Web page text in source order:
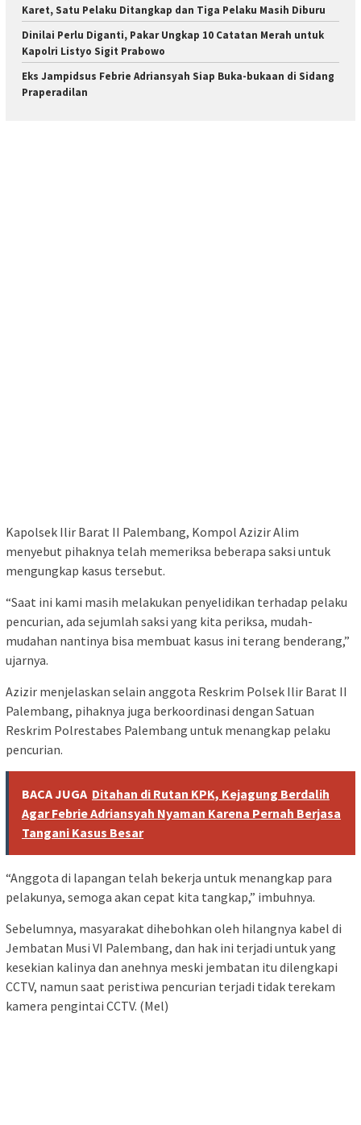
Karet, Satu Pelaku Ditangkap dan Tiga Pelaku Masih Diburu
Dinilai Perlu Diganti, Pakar Ungkap 10 Catatan Merah untuk
Kapolri Listyo Sigit Prabowo
Eks Jampidsus Febrie Adriansyah Siap Buka-bukaan di Sidang
Praperadilan
Kapolsek Ilir Barat II Palembang, Kompol Azizir Alim
menyebut pihaknya telah memeriksa beberapa saksi untuk
mengungkap kasus tersebut.
“Saat ini kami masih melakukan penyelidikan terhadap pelaku
pencurian, ada sejumlah saksi yang kita periksa, mudah-
mudahan nantinya bisa membuat kasus ini terang benderang,”
ujarnya.
Azizir menjelaskan selain anggota Reskrim Polsek Ilir Barat II
Palembang, pihaknya juga berkoordinasi dengan Satuan
Reskrim Polrestabes Palembang untuk menangkap pelaku
pencurian.
BACA JUGA Ditahan di Rutan KPK, Kejagung Berdalih
Agar Febrie Adriansyah Nyaman Karena Pernah Berjasa
Tangani Kasus Besar
“Anggota di lapangan telah bekerja untuk menangkap para
pelakunya, semoga akan cepat kita tangkap,” imbuhnya.
Sebelumnya, masyarakat dihebohkan oleh hilangnya kabel di
Jembatan Musi VI Palembang, dan hak ini terjadi untuk yang
kesekian kalinya dan anehnya meski jembatan itu dilengkapi
CCTV, namun saat peristiwa pencurian terjadi tidak terekam
kamera pengintai CCTV. (Mel)